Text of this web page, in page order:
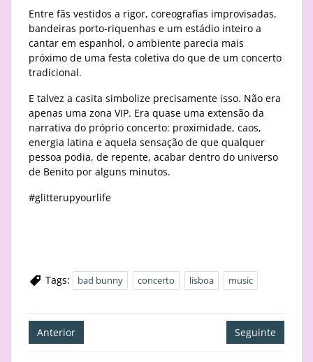
Entre fãs vestidos a rigor, coreografias improvisadas,
bandeiras porto-riquenhas e um estádio inteiro a
cantar em espanhol, o ambiente parecia mais
próximo de uma festa coletiva do que de um concerto
tradicional.
E talvez a casita simbolize precisamente isso. Não era
apenas uma zona VIP. Era quase uma extensão da
narrativa do próprio concerto: proximidade, caos,
energia latina e aquela sensação de que qualquer
pessoa podia, de repente, acabar dentro do universo
de Benito por alguns minutos.
#glitterupyourlife
Tags: bad bunny concerto lisboa music
Navegação
de
Anterior Seguinte